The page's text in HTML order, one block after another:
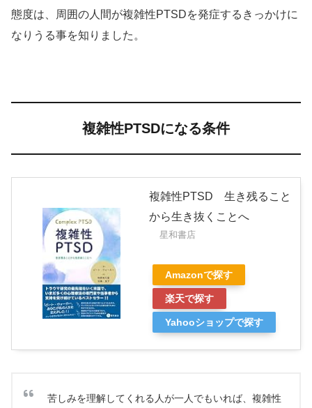
態度は、周囲の人間が複雑性PTSDを発症するきっかけに
なりうる事を知りました。
複雑性PTSDになる条件
複雑性PTSD 生き残ること
から生き抜くことへ
星和書店
Amazonで探す
楽天で探す
Yahooショップで探す
苦しみを理解してくれる人が一人でもいれば、複雑性